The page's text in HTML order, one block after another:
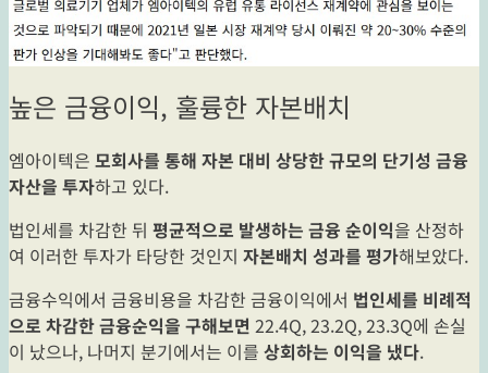
높은 금융이익, 훌륭한 자본배치
엠아이텍은 모회사를 통해 자본 대비 상당한 규모의 단기성 금융
자산을 투자하고 있다.
법인세를 차감한 뒤 평균적으로 발생하는 금융 순이익을 산정하
여 이러한 투자가 타당한 것인지 자본배치 성과를 평가해보았다.
금융수익에서 금융비용을 차감한 금융이익에서 법인세를 비례적
으로 차감한 금융순익을 구해보면 22.4Q, 23.2Q, 23.3Q에 손실
이 났으나, 나머지 분기에서는 이를 상회하는 이익을 냈다.